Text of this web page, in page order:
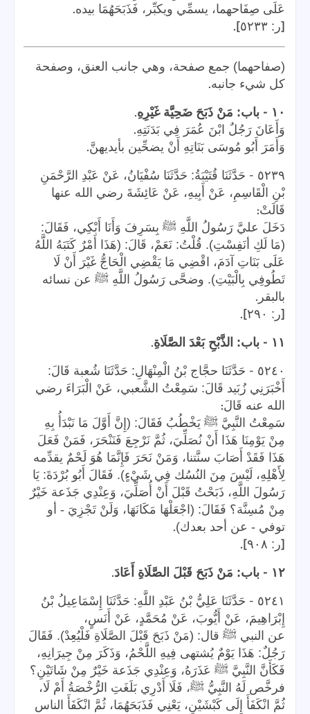
عَلَى صِفَاحهما، يسمِّي ويكبِّر، فَذَبَحَهُمَا بيده.
[ر: ٥٢٣٣ ].
(صفاحهما) جمع صفحة، وهي جانب العنق، وصفحة
كل شيء جانبه.
١٠ - باب: مَنْ ذَبَحَ ضَحِيَّة غَيْرِهِ.
وَأَعَانَ رَجُلٌ ابْنَ عُمَرَ فِي بَدَنَتِهِ.
وَأَمَرَ أَبُو مُوسَى بَنَاتِهِ أَنْ يضحِّين بأيديهنَّ.
٥٢٣٩ - حَدَّثَنَا قُتَيْبَةُ: حَدَّثَنَا سُفْيَانُ، عَنْ عَبْدِ الرَّحْمَنِ
بْنِ الْقَاسِمِ، عَنْ أَبِيهِ، عَنْ عَائِشَةَ رضي الله عنها
قَالَتْ:
دَخَلَ عليَّ رَسُولُ اللَّهِ ﷺ بِسَرِفَ وَأَنَا أَبْكِي، فَقَالَ:
(مَا لَكِ أنَفِسْتِ). قُلْتُ: نَعَمْ، قَالَ: (هَذَا أَمْرٌ كَتَبَهُ اللَّهُ
عَلَى بَنَاتِ آدَمَ، اقْضِي مَا يَقْضِي الْحَاجُّ غَيْرَ أَنْ لَا
تَطُوفِي بِالْبَيْتِ). وضحَّى رَسُولُ اللَّهِ ﷺ عن نسائه
بالبقر .
[ر: ٢٩٠ ].
١١ - باب: الذَّبْحِ بَعْدَ الصَّلَاةِ.
٥٢٤٠ - حَدَّثَنَا حجَّاج بْنُ الْمِنْهَالِ: حَدَّثَنَا شُعبة قَالَ:
أَخْبَرَنِي زُبَيد قَالَ: سَمِعْتُ الشَّعبي، عَنْ الْبَرَاءَ رضي
الله عنه قَالَ:
سَمِعْتُ النَّبِيَّ ﷺ يَخْطُبُ فَقَالَ: (إِنَّ أَوَّلَ مَا نَبْدَأُ بِهِ
مِنْ يَوْمِنَا هَذَا أَنْ نُصَلِّيَ، ثُمَّ نَرْجِعَ فَنَنْحَرَ، فَمَنْ فَعَلَ
هَذَا فَقَدْ أَصَابَ سنَّتنا، وَمَنْ نَحَرَ فَإِنَّمَا هُوَ لَحْمٌ يقدِّمه
لِأَهْلِهِ، لَيْسَ مِنَ النُسُك فِي شَيْءٍ). فَقَالَ أَبُو بُرْدَةَ: يَا
رَسُولَ اللَّهِ، ذَبَحْتُ قَبْلَ أَنْ أُصَلِّيَ، وَعِنْدِي جَذَعة خَيْرٌ
مِنْ مُسِنَّة؟ فَقَالَ: (اجْعَلْهَا مَكَانَهَا، وَلَنْ تَجْزِيَ - أو
توفي - عن أحد بعدك).
[ر: ٩٠٨ ].
١٢ - باب: مَنْ ذَبَحَ قَبْلَ الصَّلَاةِ أَعَادَ.
٥٢٤١ - حَدَّثَنَا عَلِيُّ بْنُ عَبْدِ اللَّهِ: حَدَّثَنَا إِسْمَاعِيلُ بْنُ
إِبْرَاهِيمَ، عَنْ أَيُّوبَ، عَنْ مُحَمَّدٍ، عَنْ أَنَسٍ،
عن النبي ﷺ قال: (مَنْ ذَبَحَ قَبْلَ الصَّلَاةِ فَلْيُعِدْ). فَقَالَ
رَجُلٌ: هَذَا يَوْمٌ يُشتهى فِيهِ اللَّحْمُ، وَذَكَرَ مِنْ جِيرَانِهِ،
فَكَأَنَّ النَّبِيَّ ﷺ عَذَرَهُ، وَعِنْدِي جَذَعة خَيْرٌ مِنْ شَاتَيْنِ؟
فرخَّص لَهُ النَّبِيُّ ﷺ، فَلَا أَدْرِي بَلَغَتِ الرُّخْصَةُ أَمْ لَا،
ثُمَّ انْكَفَأَ إِلَى كَبْشَيْنِ، يَعْنِي فَذَبَحَهُمَا، ثُمَّ انْكَفَأَ الناس